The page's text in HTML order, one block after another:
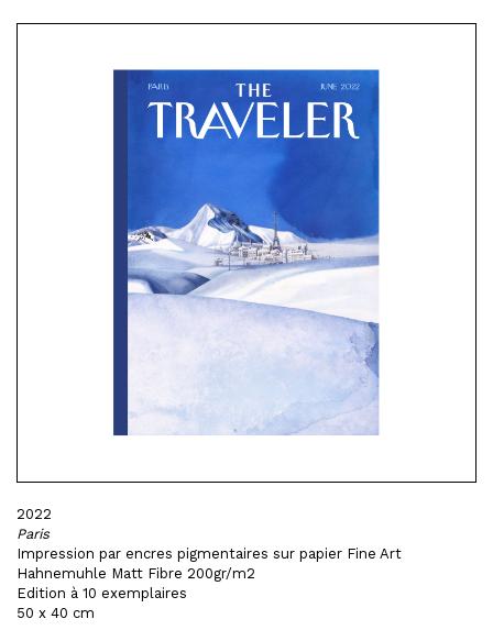
2022
Paris
Impression par encres pigmentaires sur papier Fine Art
Hahnemuhle Matt Fibre 200gr/m2
Edition à 10 exemplaires
50 x 40 cm